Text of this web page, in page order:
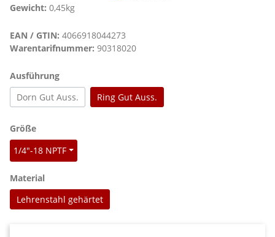
Gewicht: 0,45kg
EAN / GTIN: 4066918044273
Warentarifnummer: 90318020
Ausführungauswählen
Dorn Gut Auss.
Ring Gut Auss.
Größeauswählen
1/4"-18 NPTF
Materialauswählen
Lehrenstahl gehärtet